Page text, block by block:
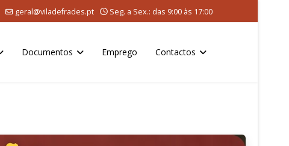
geral@viladefrades.pt Seg. a Sex.: das 9:00 às 17:00
Documentos Emprego Contactos